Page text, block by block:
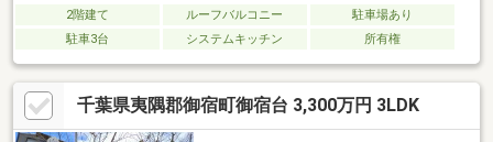
2階建て ルーフバルコニー
駐車場あり
駐車3台
システムキッチン 所有権
千葉県夷隅郡御宿町御宿台 3,300万円 3LDK